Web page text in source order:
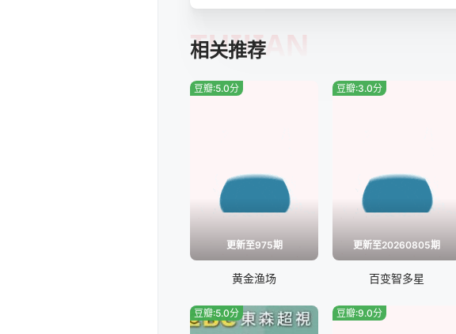
20250323
20250727
相关推荐
TUIJIAN
更新至975期
豆瓣:5.0分
黄金渔场
更新至20260805期
豆瓣:3.0分
百变智多星
豆瓣:5.0分 豆瓣:9.0分